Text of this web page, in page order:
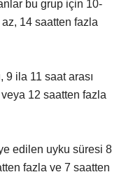
bu grup için 10-
az, 14 saatten fazla
9 ila 11 saat arası
12 saatten fazla
edilen uyku süresi 8
fazla ve 7 saatten